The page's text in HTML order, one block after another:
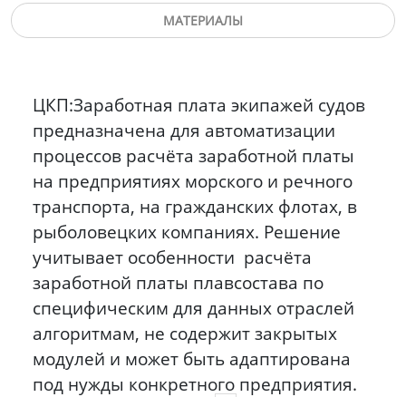
МАТЕРИАЛЫ
ЦКП:Заработная плата экипажей судов
предназначена для автоматизации
процессов расчёта заработной платы
на предприятиях морского и речного
транспорта, на гражданских флотах, в
рыболовецких компаниях. Решение
учитывает особенности расчёта
заработной платы плавсостава по
специфическим для данных отраслей
алгоритмам, не содержит закрытых
модулей и может быть адаптирована
под нужды конкретного предприятия.